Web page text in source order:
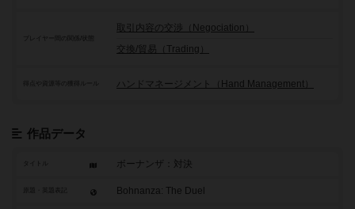
プレイヤー間の関係/状態
取引内容の交渉（Negociation）
交換/貿易（Trading）
ハンドマネージメント（Hand Management）
作品データ
タイトル ボーナンザ：対決
Bohnanza: The Duel